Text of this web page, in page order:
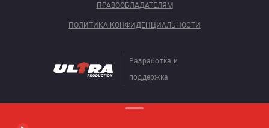
ПРАВООБЛАДАТЕЛЯМ
ПОЛИТИКА КОНФИДЕНЦИАЛЬНОСТИ
Разработка и
поддержка